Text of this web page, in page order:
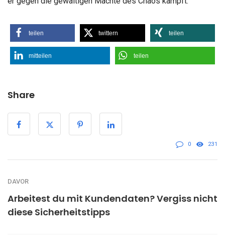
teilen twittern teilen
mitteilen teilen
Share
0 231
DAVOR
Arbeitest du mit Kundendaten? Vergiss nicht
diese Sicherheitstipps